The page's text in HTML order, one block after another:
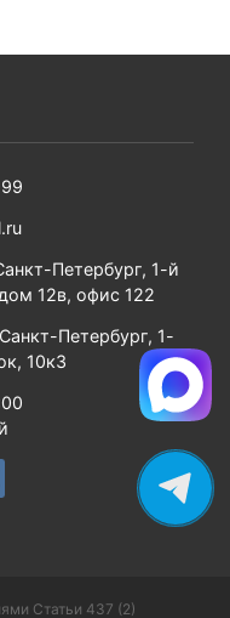
Петербург, 1-й
12в, офис 122
Санкт-Петербург, 1-
10к3
Статьи 437 (2)